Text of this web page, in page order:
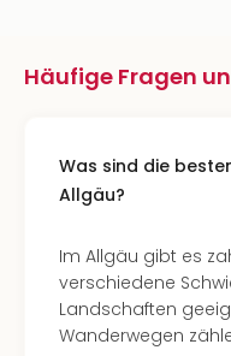
Häufige Fragen
Was sind die
Allgäu?
Im Allgäu gibt es
verschiedene
Landschaften
Wanderwegen